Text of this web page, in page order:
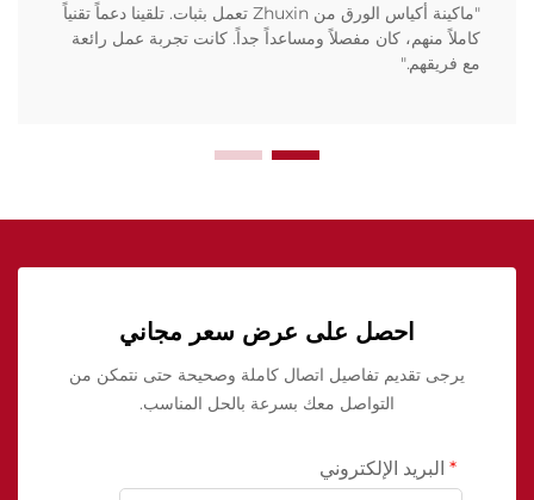
"ماكينة أكياس الورق من Zhuxin تعمل بثبات. تلقينا دعماً تقنياً
كاملاً منهم، كان مفصلاً ومساعداً جداً. كانت تجربة عمل رائعة
مع فريقهم."
احصل على عرض سعر مجاني
يرجى تقديم تفاصيل اتصال كاملة وصحيحة حتى نتمكن من
التواصل معك بسرعة بالحل المناسب.
البريد الإلكتروني